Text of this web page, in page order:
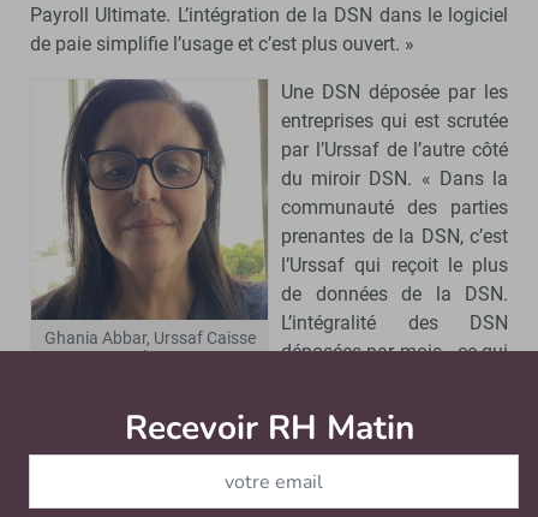
Payroll Ultimate. L’intégration de la DSN dans le logiciel
de paie simplifie l’usage et c’est plus ouvert. »
Ghania Abbar, Urssaf Caisse
nationale - © D.R.
Une DSN déposée par les
entreprises qui est scrutée
par l’Urssaf de l’autre côté
du miroir DSN. « Dans la
communauté des parties
prenantes de la DSN, c’est
l’Urssaf qui reçoit le plus
de données de la DSN.
L’intégralité des DSN
déposées par mois - ce qui
d’environ 2 millions de DSN - est vérifiée par nos soins »,
Ghania Abbar, Directrice-Adjointe de la
sociales de l’Urssaf Caisse nationale
Recevoir RH Matin